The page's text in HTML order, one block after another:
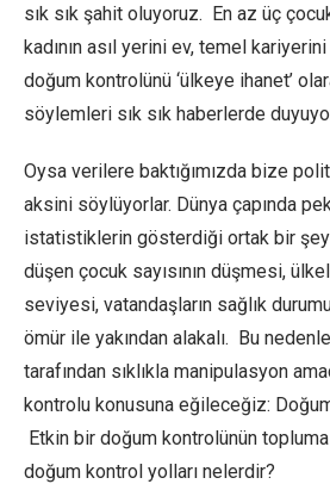
sık sık şahit oluyoruz. En az üç
kadının asıl yerini ev, temel
doğum kontrolünü ‘ülkeye ihanet’
söylemleri sık sık haberlerde
Oysa verilere baktığımızda bize
aksini söylüyorlar. Dünya çapında
istatistiklerin gösterdiği ortak bir şey
düşen çocuk sayısının düşmesi,
seviyesi, vatandaşların sağlık
ömür ile yakından alakalı. Bu
tarafından sıklıkla manipulasyon
kontrolu konusuna eğileceğiz:
Etkin bir doğum kontrolünün topluma
doğum kontrol yolları nelerdir?